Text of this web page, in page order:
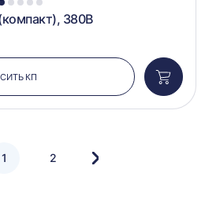
2 3 4 5
380В
КП
в
1 2
Следующая